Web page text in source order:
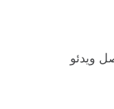
ویدئو